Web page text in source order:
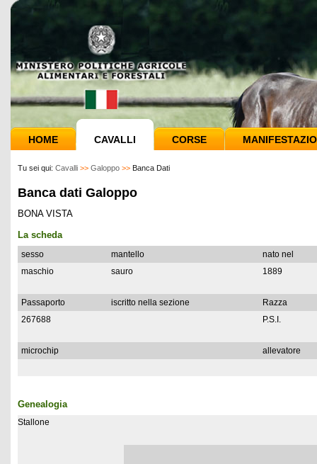
HOME CAVALLI CORSE
Tu sei qui: Cavalli >> Galoppo >> Banca Dati
Banca dati Galoppo
BONA VISTA
La scheda
sesso mantello
nato nel
maschio
sauro 1889
Passaporto iscritto nella sezione
Razza
267688
P.S.I.
microchip allevatore
Genealogia
Stallone